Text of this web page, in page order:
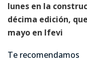
lunes en la
décima edición,
mayo en Ifevi
Te recomendamos